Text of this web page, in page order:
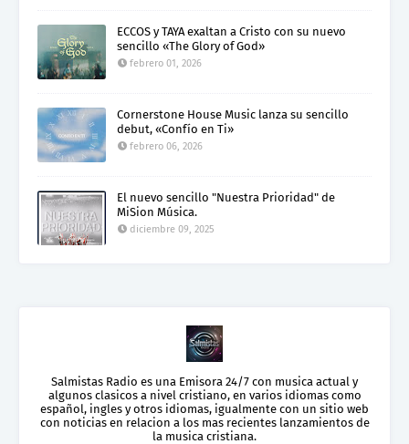
ECCOS y TAYA exaltan a Cristo con su nuevo
sencillo «The Glory of God»
febrero 01, 2026
Cornerstone House Music lanza su sencillo
debut, «Confío en Ti»
febrero 06, 2026
El nuevo sencillo "Nuestra Prioridad" de
MiSion Música.
diciembre 09, 2025
Salmistas Radio es una Emisora 24/7 con musica actual y
algunos clasicos a nivel cristiano, en varios idiomas como
español, ingles y otros idiomas, igualmente con un sitio web
con noticias en relacion a los mas recientes lanzamientos de
la musica cristiana.